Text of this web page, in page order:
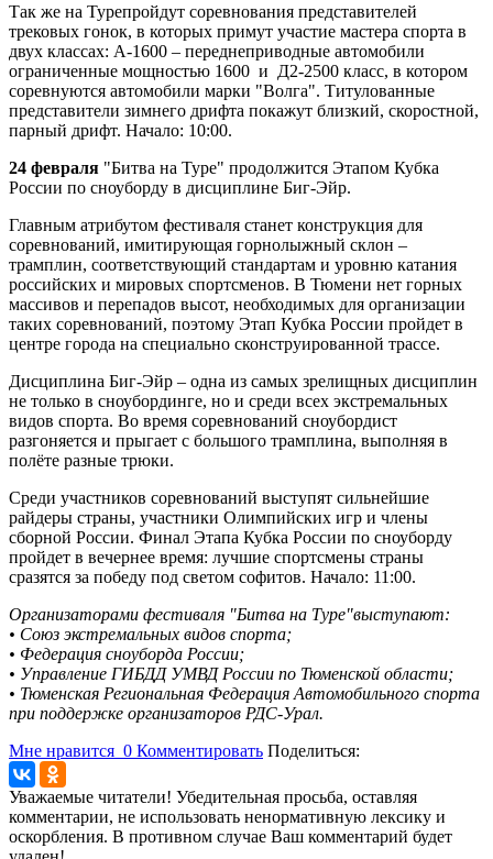
Так же на Турепройдут соревнования представителей
трековых гонок, в которых примут участие мастера спорта в
двух классах: А-1600 – переднеприводные автомобили
ограниченные мощностью 1600 и Д2-2500 класс, в котором
соревнуются автомобили марки "Волга". Титулованные
представители зимнего дрифта покажут близкий, скоростной,
парный дрифт. Начало: 10:00.
24 февраля "Битва на Туре" продолжится Этапом Кубка
России по сноуборду в дисциплине Биг-Эйр.
Главным атрибутом фестиваля станет конструкция для
соревнований, имитирующая горнолыжный склон –
трамплин, соответствующий стандартам и уровню катания
российских и мировых спортсменов. В Тюмени нет горных
массивов и перепадов высот, необходимых для организации
таких соревнований, поэтому Этап Кубка России пройдет в
центре города на специально сконструированной трассе.
Дисциплина Биг-Эйр – одна из самых зрелищных дисциплин
не только в сноубординге, но и среди всех экстремальных
видов спорта. Во время соревнований сноубордист
разгоняется и прыгает с большого трамплина, выполняя в
полёте разные трюки.
Среди участников соревнований выступят сильнейшие
райдеры страны, участники Олимпийских игр и члены
сборной России. Финал Этапа Кубка России по сноуборду
пройдет в вечернее время: лучшие спортсмены страны
сразятся за победу под светом софитов. Начало: 11:00.
Организаторами фестиваля "Битва на Туре"выступают:
• Союз экстремальных видов спорта;
• Федерация сноуборда России;
• Управление ГИБДД УМВД России по Тюменской области;
• Тюменская Региональная Федерация Автомобильного спорта
при поддержке организаторов РДС-Урал.
Мне нравится 0 Комментировать Поделиться:
Уважаемые читатели! Убедительная просьба, оставляя
комментарии, не использовать ненормативную лексику и
оскорбления. В противном случае Ваш комментарий будет